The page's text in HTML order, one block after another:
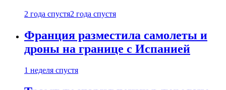
2 года спустя2 года спустя
Франция разместила самолеты и
дроны на границе с Испанией
1 неделя спустя